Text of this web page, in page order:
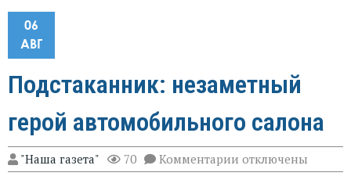
06
АВГ
Подстаканник: незаметный
герой автомобильного салона
"Наша газета" 70 Комментарии к
записи
отключены